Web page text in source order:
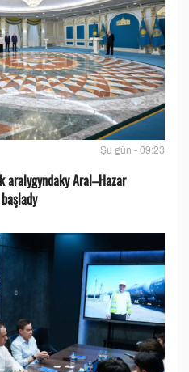
Şu gün - 09:23
aralygyndaky Aral–Hazar